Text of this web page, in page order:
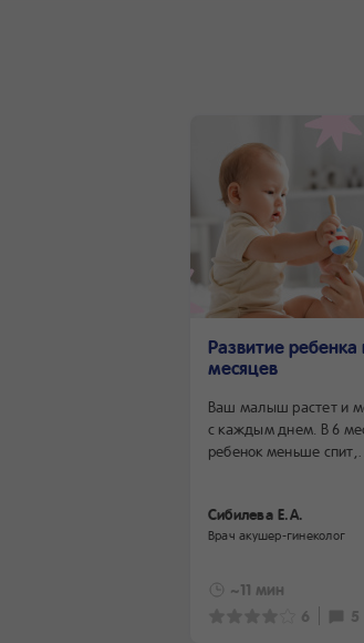
Развитие ребенка
месяцев
Ваш малыш растет и
с каждым днем. В 6
ребенок меньше спит,
окружающее
учится устанавливать
с самыми близкими
В этот период многие
вводят первый
и малыш получает
Сибилева Е.А.
Врач акушер-гинеколог
~11 мин
6
5